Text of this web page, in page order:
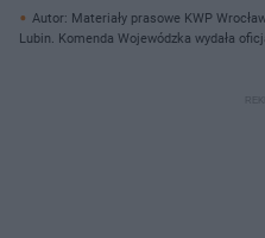
Autor: Materiały prasowe KWP
Lubin. Komenda Wojewódzka wydała